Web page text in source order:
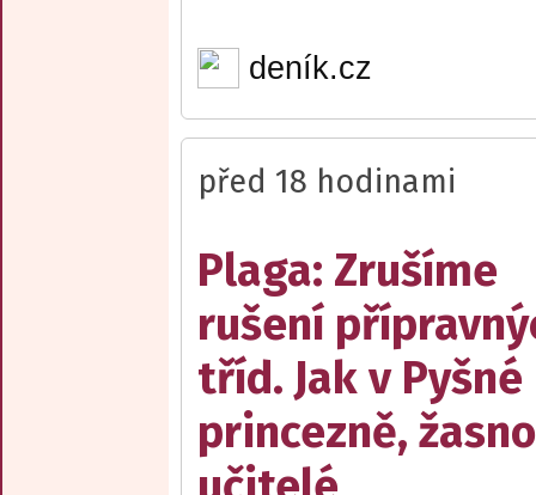
deník.cz
před 18 hodinami
Plaga: Zrušíme
rušení
tříd. Jak v Pyšné
princezně,